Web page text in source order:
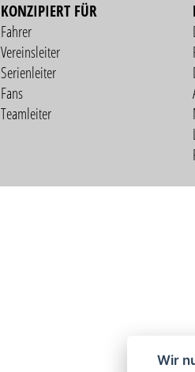
KONZIPIERT FÜR
Fahrer
Vereinsleiter
Serienleiter
Fans
Teamleiter
Wir